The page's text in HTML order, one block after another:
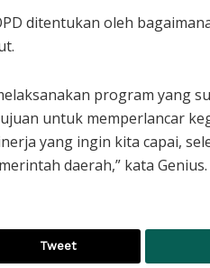
ditentukan oleh
program yang
untuk memperlancar
yang ingin kita capai,
daerah,” kata Genius.
Tweet